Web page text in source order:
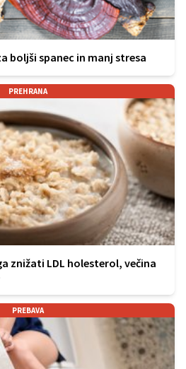
boljši spanec in manj stresa
PREHRANA
znižati LDL holesterol, večina
PREBAVA